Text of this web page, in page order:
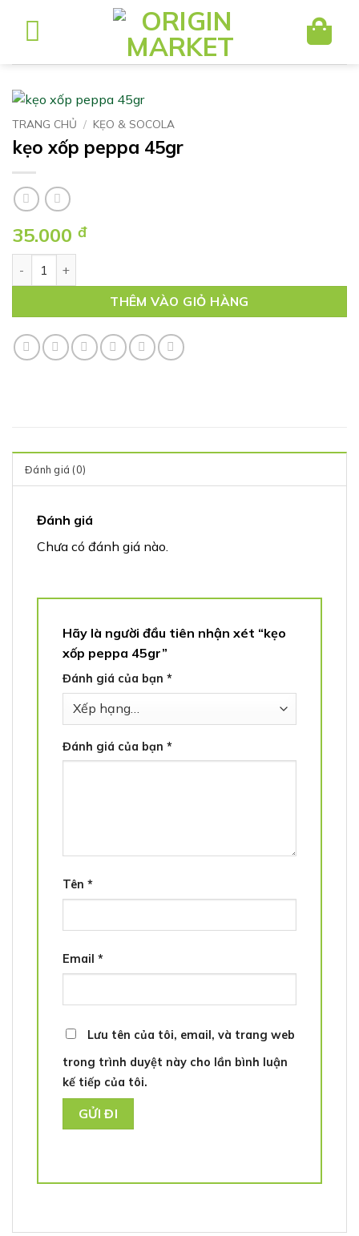
dung
TRANG CHỦ / KẸO & SOCOLA
kẹo xốp peppa 45gr
35.000 đ
THÊM VÀO GIỎ HÀNG
Đánh giá (0)
Đánh giá
Chưa có đánh giá nào.
Hãy là người đầu tiên nhận xét “kẹo
xốp peppa 45gr”
Đánh giá của bạn *
Đánh giá của bạn *
Tên *
Email *
Lưu tên của tôi, email, và trang web
trong trình duyệt này cho lần bình luận
kế tiếp của tôi.